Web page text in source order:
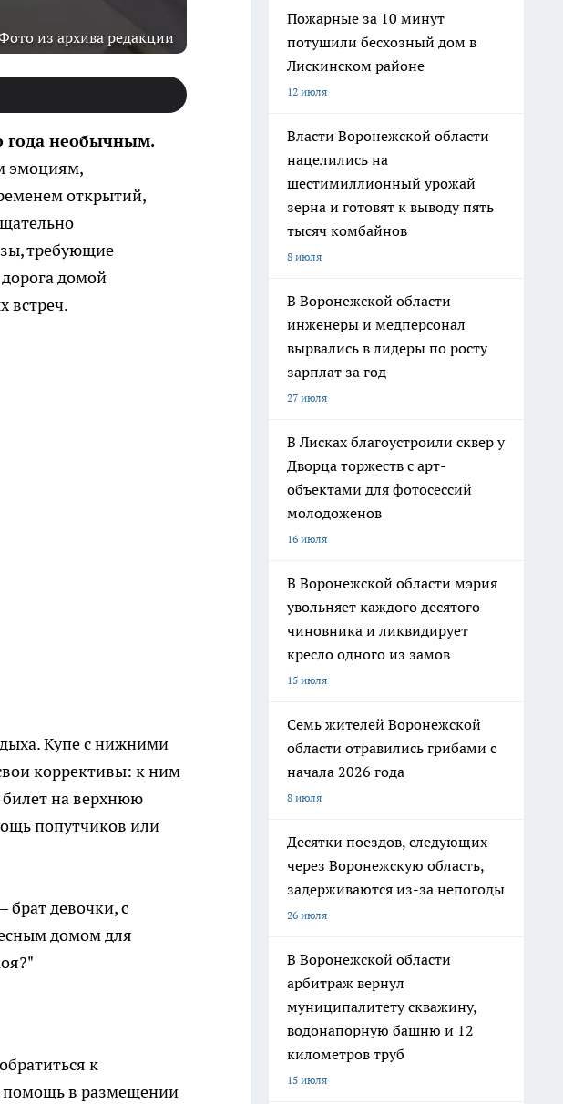
из архива редакции
года необычным.
эмоциям,
открытий,
требующие
домой
встреч.
Купе с нижними
коррективы: к ним
на верхнюю
попутчиков или
девочки, с
домом для
к
помощь в размещении
Пожарные за 10 минут
потушили бесхозный дом в
Лискинском районе
12 июля
Власти Воронежской области
нацелились на
шестимиллионный урожай
зерна и готовят к выводу пять
тысяч комбайнов
8 июля
В Воронежской области
инженеры и медперсонал
вырвались в лидеры по росту
зарплат за год
27 июля
В Лисках благоустроили сквер у
Дворца торжеств с арт-
объектами для фотосессий
молодоженов
16 июля
В Воронежской области мэрия
увольняет каждого десятого
чиновника и ликвидирует
кресло одного из замов
15 июля
Семь жителей Воронежской
области отравились грибами с
начала 2026 года
8 июля
Десятки поездов, следующих
через Воронежскую область,
задерживаются из-за непогоды
26 июля
В Воронежской области
арбитраж вернул
муниципалитету скважину,
водонапорную башню и 12
километров труб
15 июля